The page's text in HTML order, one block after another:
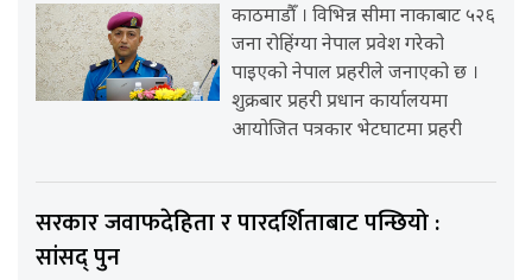
काठमाडौँ । विभिन्न सीमा नाकाबाट ५२६
जना रोहिंग्या नेपाल प्रवेश गरेको
पाइएको नेपाल प्रहरीले जनाएको छ ।
शुक्रबार प्रहरी प्रधान कार्यालयमा
आयोजित पत्रकार भेटघाटमा प्रहरी
सरकार जवाफदेहिता र पारदर्शिताबाट पन्छियो :
सांसद् पुन